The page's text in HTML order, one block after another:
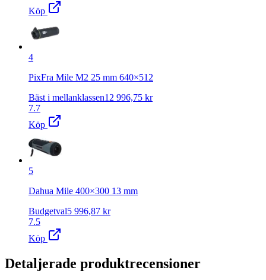
Köp
4
PixFra Mile M2 25 mm 640×512
Bäst i mellanklassen12 996,75 kr
7.7
Köp
5
Dahua Mile 400×300 13 mm
Budgetval5 996,87 kr
7.5
Köp
Detaljerade produktrecensioner